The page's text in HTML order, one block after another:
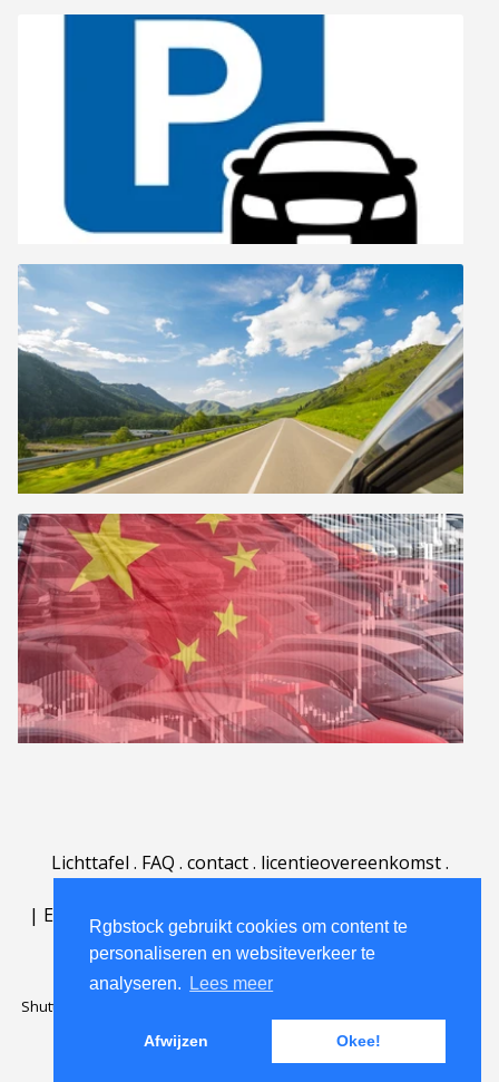
Rgbstock gebruikt cookies om content te
personaliseren en websiteverkeer te
analyseren.
Lees meer
Afwijzen Okee!
Lichttafel . FAQ . contact. licentieovereenkomst.
| English | Deutsch Español | Português
Nederlands|
Shutterstock official partner of Rgbstock
Rgbstock